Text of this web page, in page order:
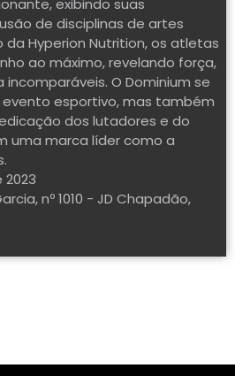
exibindo suas
de disciplinas de artes
da Hyperion Nutrition, os atletas
ao máximo, revelando força,
O Dominium se
esportivo, mas também
dos lutadores e do
uma marca líder como a
nº 1010 - JD Chapadão,